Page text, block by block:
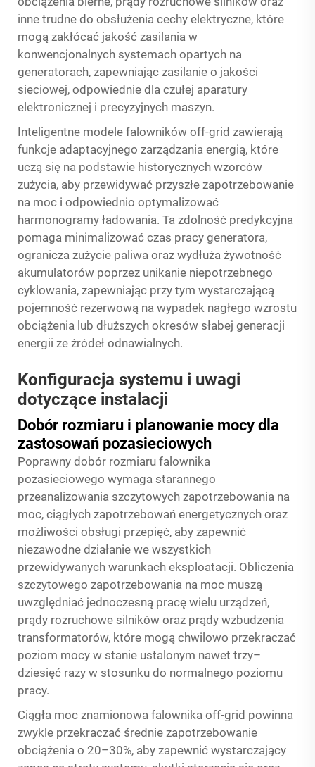
inne trudne do obsłużenia cechy elektryczne, które
mogą zakłócać jakość zasilania w
konwencjonalnych systemach opartych na
generatorach, zapewniając zasilanie o jakości
sieciowej, odpowiednie dla czułej aparatury
elektronicznej i precyzyjnych maszyn.
Inteligentne modele falowników off-grid zawierają
funkcje adaptacyjnego zarządzania energią, które
uczą się na podstawie historycznych wzorców
zużycia, aby przewidywać przyszłe zapotrzebowanie
na moc i odpowiednio optymalizować
harmonogramy ładowania. Ta zdolność predykcyjna
pomaga minimalizować czas pracy generatora,
ogranicza zużycie paliwa oraz wydłuża żywotność
akumulatorów poprzez unikanie niepotrzebnego
cyklowania, zapewniając przy tym wystarczającą
pojemność rezerwową na wypadek nagłego wzrostu
obciążenia lub dłuższych okresów słabej generacji
energii ze źródeł odnawialnych.
Konfiguracja systemu i uwagi
dotyczące instalacji
Dobór rozmiaru i planowanie mocy dla
zastosowań pozasieciowych
Poprawny dobór rozmiaru falownika
pozasieciowego wymaga starannego
przeanalizowania szczytowych zapotrzebowania na
moc, ciągłych zapotrzebowań energetycznych oraz
możliwości obsługi przepięć, aby zapewnić
niezawodne działanie we wszystkich
przewidywanych warunkach eksploatacji. Obliczenia
szczytowego zapotrzebowania na moc muszą
uwzględniać jednoczesną pracę wielu urządzeń,
prądy rozruchowe silników oraz prądy wzbudzenia
transformatorów, które mogą chwilowo przekraczać
poziom mocy w stanie ustalonym nawet trzy–
dziesięć razy w stosunku do normalnego poziomu
pracy.
Ciągła moc znamionowa falownika off-grid powinna
zwykle przekraczać średnie zapotrzebowanie
obciążenia o 20–30%, aby zapewnić wystarczający